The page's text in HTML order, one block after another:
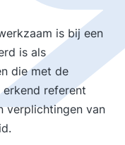
is bij een
is als
die met de
referent
verplichtingen van